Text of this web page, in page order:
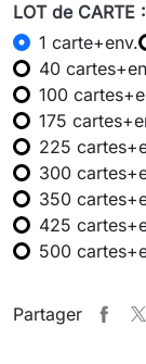
LOT de CARTE
1 carte+env.
40
100
175
225
300
350
425
500
Partager